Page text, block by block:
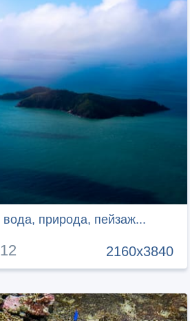
природа, пейзаж...
2160x3840